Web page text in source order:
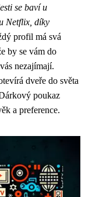
se baví u
Netflix, díky
profil má svá
by se vám do
nezajímají.
dveře do světa
poukaz
a preference.